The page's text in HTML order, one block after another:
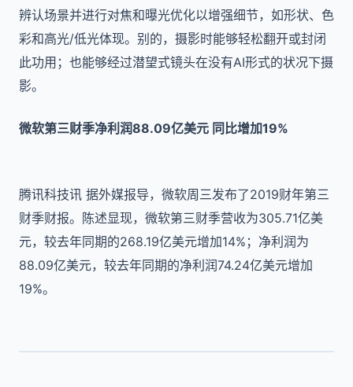
辨认场景并进行对焦和曝光优化以增强细节，如形状、色
彩和高光/低光体现。别的，摄影时能够轻松翻开或封闭
此功用；也能够经过潜望式镜头在没有AI形式的状况下摄
影。
微软第三财季净利润88.09亿美元 同比增加19%
腾讯科技讯 据外媒报导，微软周三发布了2019财年第三
财季财报。陈述显现，微软第三财季营收为305.71亿美
元，较去年同期的268.19亿美元增加14%；净利润为
88.09亿美元，较去年同期的净利润74.24亿美元增加
19%。